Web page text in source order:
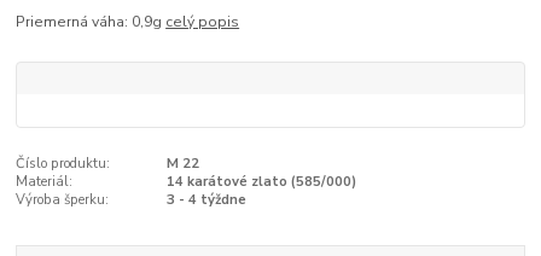
Priemerná váha: 0,9g celý popis
Číslo produktu:
M 22
Materiál:
14 karátové zlato (585/000)
Výroba šperku:
3 - 4 týždne